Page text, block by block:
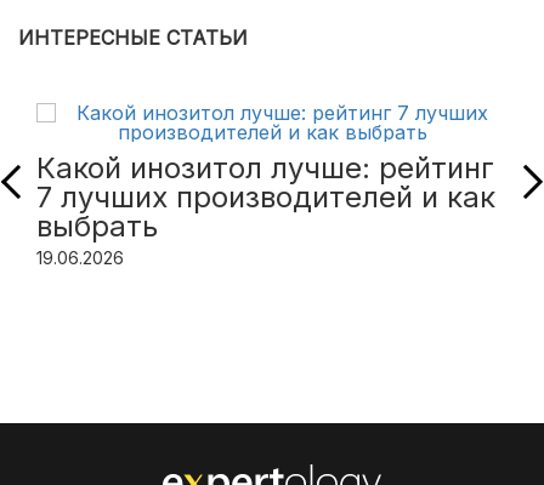
ИНТЕРЕСНЫЕ СТАТЬИ
Какой инозитол лучше: рейтинг
7 лучших производителей и как
выбрать
19.06.2026